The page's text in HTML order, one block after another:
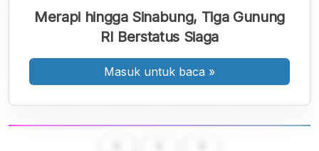
Merapi hingga Sinabung, Tiga Gunung
RI Berstatus Siaga
Masuk untuk baca »